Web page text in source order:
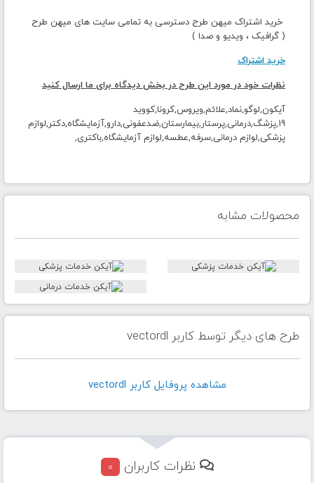
خرید اشتراک میهن طرح دسترسی به تمامی سایت های میهن طرح
( گرافیک ، ویدیو و صدا )
خرید اشتراک
نظرات خود در مورد این طرح در بخش دیدگاه برای ما ارسال کنید
آیکون,لوگو,نماد,علائم,ویروس,کرونا,کووید
19,پزشگ,درمانی,پرستار,بیمارستان,ضدعفونی,دارو,آزمایشگاه,دکتر,لوازم
پزشکی,لوازم درمانی,سرفه,عطسه,لوازم آزمایشگاه,باکتری,
محصولات مشابه
طرح های دیگر توسط کاربر vectordl
مشاهده پروفايل کاربر vectordl
نظرات کاربران 0